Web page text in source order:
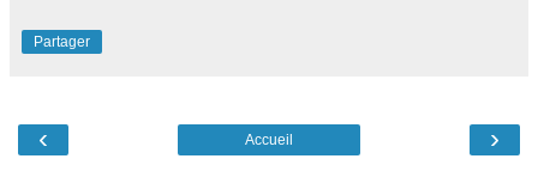
Partager
‹ ›
Accueil